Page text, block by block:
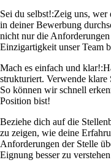
Sei du selbst!:Zeig uns, wer
in deiner Bewerbung
nicht nur die
Einzigartigkeit unser Team
Mach es einfach und klar!:
strukturiert. Verwende klare
So können wir schnell
Position bist!
Beziehe dich auf die
zu zeigen, wie deine
Anforderungen der Stelle
Eignung besser zu